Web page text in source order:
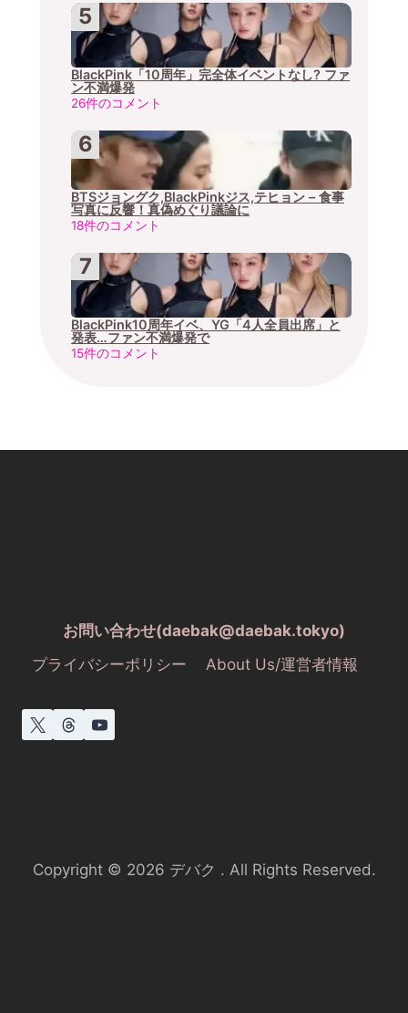
BlackPink「10周年」完全体イベントなし? ファ
ン不満爆発
26件のコメント
BTSジョングク,BlackPinkジス,テヒョン – 食事
写真に反響！真偽めぐり議論に
18件のコメント
BlackPink10周年イベ、YG「4人全員出席」と
発表…ファン不満爆発で
15件のコメント
お問い合わせ(daebak@daebak.tokyo)
プライバシーポリシー
About Us/運営者情報
Copyright © 2026 デバク . All Rights Reserved.